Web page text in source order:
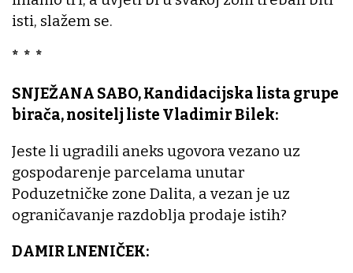
isti, slažem se.
* * *
SNJEŽANA SABO, Kandidacijska lista grupe
birača, nositelj liste Vladimir Bilek:
Jeste li ugradili aneks ugovora vezano uz
gospodarenje parcelama unutar
Poduzetničke zone Dalita, a vezan je uz
ograničavanje razdoblja prodaje istih?
DAMIR LNENIČEK: